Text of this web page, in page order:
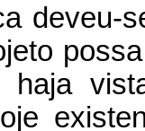
deveu-
haja